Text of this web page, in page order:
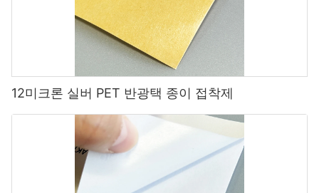
12미크론 실버 PET 반광택 종이 접착제